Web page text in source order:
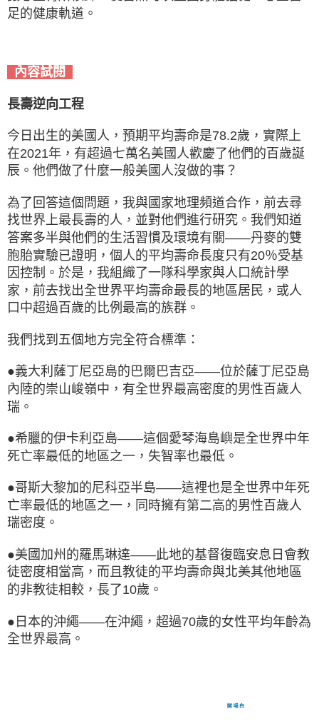
足的健康軌道。
內容試閱
長壽逆向工程
今日出生的美國人，預期平均壽命是78.2歲，實際上
在2021年，有超過七萬名美國人歡慶了他們的百歲誕
辰。他們做了什麼一般美國人沒做的事？
為了回答這個問題，我與國家地理頻道合作，前去尋
找世界上最長壽的人，並對他們進行研究。我們知道
答案多半與他們的生活習慣及環境有關——丹麥的雙
胞胎實驗已證明，個人的平均壽命長度只有20％受基
因控制。於是，我組織了一隊科學家與人口統計學
家，前去找出全世界平均壽命最長的地區居民，或人
口中超過百歲的比例最高的族群。
我們找到五個地方完全符合標準：
●義大利薩丁尼亞島的巴爾巴吉亞——位於薩丁尼亞島
內陸的崇山峻嶺中，有全世界最高密度的男性百歲人
瑞。
●希臘的伊卡利亞島——這個愛琴海島嶼是全世界中年
死亡率最低的地區之一，失智率也最低。
●哥斯大黎加的尼科亞半島——這裡也是全世界中年死
亡率最低的地區之一，同時擁有第二高的男性百歲人
瑞密度。
●美國加州的羅馬琳達——此地的基督復臨安息日會教
徒密度相當高，而且教徒的平均壽命與北美其他地區
的非教徒相較，長了10歲。
●日本的沖繩——在沖繩，超過70歲的女性平均年齡為
全世界最高。